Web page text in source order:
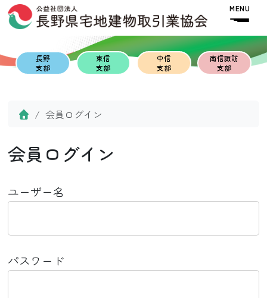
Skip to content
Skip to footer
長野
支部
東信
支部
中信
支部
南信諏訪
支部
Home会員ログイン
会員ログイン
ユーザー名
パスワード
MENU